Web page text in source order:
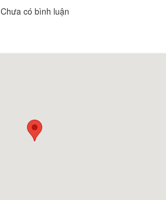
Chưa có bình luận